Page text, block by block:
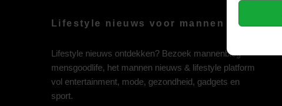
Lifestyle nieuws voor mannen
Lifestyle nieuws ontdekken? Bezoek mannenblog
mensgoodlife, het mannen nieuws & lifestyle platform
vol entertainment, mode, gezondheid, gadgets en
sport.